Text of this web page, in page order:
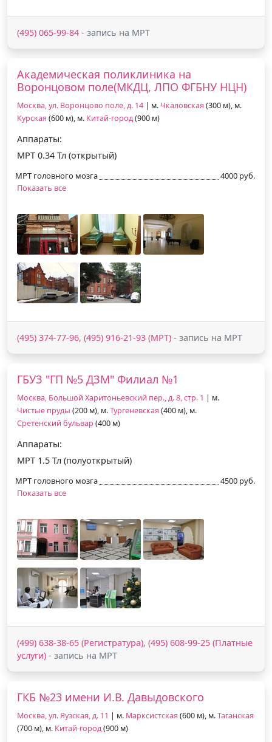
(495) 065-99-84 - запись на МРТ
Академическая поликлиника на
Воронцовом поле(МКДЦ, ЛПО ФГБНУ НЦН)
Москва, ул. Воронцово поле, д. 14 | м. Чкаловская (300 м), м.
Курская (600 м), м. Китай-город(900 м)
Аппараты:
МРТ 0.34 Тл (открытый)
МРТ головного мозга
4000 руб.
Показать все
(495) 374-77-96, (495) 916-21-93 (МРТ) - запись на МРТ
ГБУЗ "ГП №5 ДЗМ" Филиал №1
Москва, Большой Харитоньевский пер., д. 8, стр. 1 | м.
Чистые пруды (200 м), м.Тургеневская (400 м), м.
Сретенский бульвар (400 м)
Аппараты:
МРТ 1.5 Тл (полуоткрытый)
МРТ головного мозга
4500 руб.
Показать все
(499) 638-38-65 (Регистратура), (495) 608-99-25 (Платные
услуги) - запись на МРТ
ГКБ №23 имени И.В. Давыдовского
Москва, ул. Яузская, д. 11 | м. Марксистская (600 м), м.Таганская
(700 м), м. Китай-город(900 м)